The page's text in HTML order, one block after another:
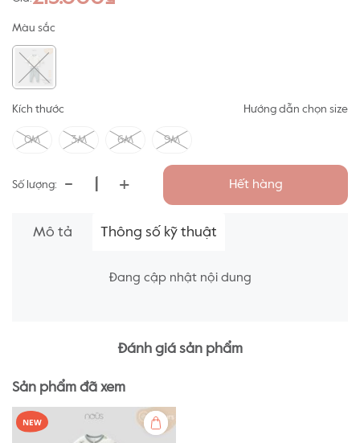
Màu sắc
Kích thước Hướng dẫn chọn size
0M 3M 6M 9M
Số lượng: - + Hết hàng
Mô tả Thông số kỹ thuật
Đang cập nhật nội dung
Đánh giá sản phẩm
Sản phẩm đã xem